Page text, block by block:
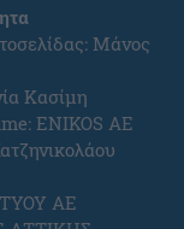
Μάνος
Κασίμη
ENIKOS AE
ΑΕ